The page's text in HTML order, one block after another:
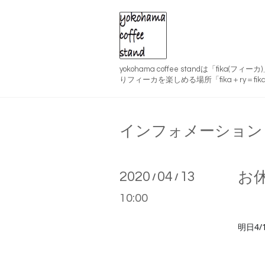
yokohama coffee standは「fika(フィー
りフィーカを楽しめる場所「fika＋ry＝
インフォメーション
2020 / 04 / 13
10:00
お
明日4/